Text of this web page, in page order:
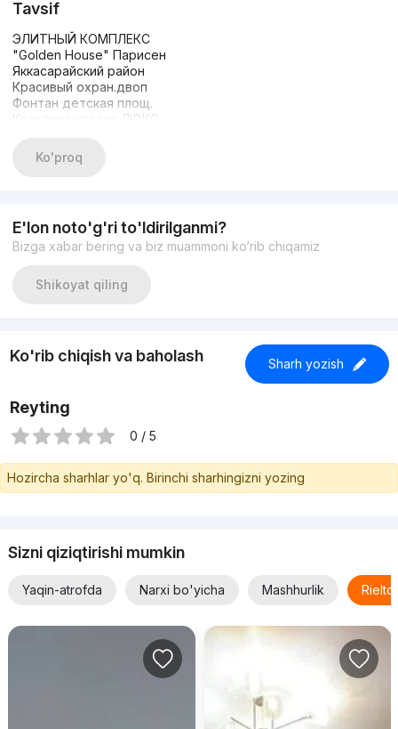
Tavsif
ЭЛИТНЫЙ КОМПЛЕКС
"Golden House" Парисен
Яккасарайский район
Красивый охран.двоп
Фонтан детская площ.
Квартира класса ЛЮКС
Комнат : 4
Этаж : 7
Ko'proq
E'lon noto'g'ri to'ldirilganmi?
Bizga xabar bering va biz muammoni ko‘rib chiqamiz
Shikoyat qiling
Ko'rib chiqish va baholash Sharh yozish
Reyting
0 / 5
Hozircha sharhlar yo'q. Birinchi sharhingizni yozing
Sizni qiziqtirishi mumkin
Yaqin-atrofda Narxi bo'yicha Mashhurlik